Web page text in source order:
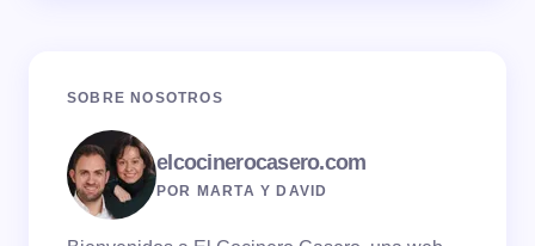
SOBRE NOSOTROS
elcocinerocasero.com
POR MARTA Y DAVID